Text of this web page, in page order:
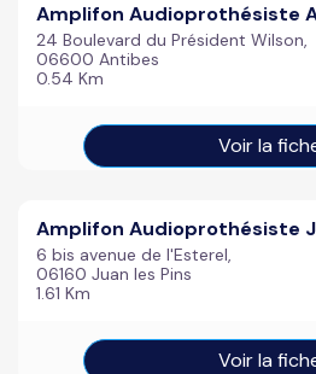
Amplifon Audioprothésiste
24 Boulevard du Président Wilson,
06600 Antibes
0.54 Km
Voir la
Amplifon Audioprothésiste
6 bis avenue de l'Esterel,
06160 Juan les Pins
1.61 Km
Voir la